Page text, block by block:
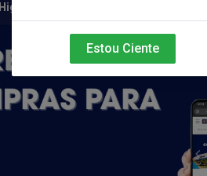
Higiene e Beleza
Estou Ciente